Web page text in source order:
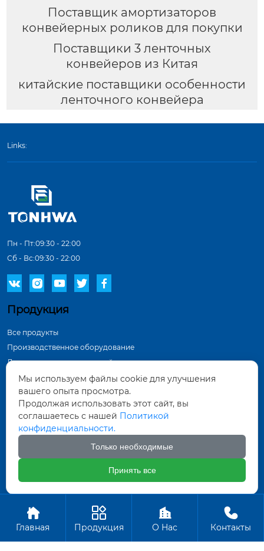
Поставщик амортизаторов
конвейерных роликов для покупки
Поставщики 3 ленточных
конвейеров из Китая
китайские поставщики особенности
ленточного конвейера
Links:
Пн - Пт:09:30 - 22:00
Сб - Вс:09:30 - 22:00
    
Продукция
Все продукты
Производственное оборудование
Демонстрация в мастерской
Инспекционное оборудование
Контактная информация
Тунхуа Группа, промышленный парк по
производству оборудования, город Датун,
571452961@qq.com
Авторское право ©ООО Датун Тунхуа Горных Машин
Производство

Главная

Продукция

О Hас

Контакты
Мы используем файлы cookie для улучшения
вашего опыта просмотра.
Продолжая использовать этот сайт, вы
соглашаетесь с нашей Политикой
конфиденциальности.
Только необходимые
Принять все